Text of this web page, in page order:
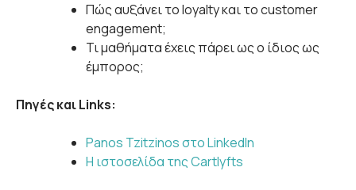
Πώς αυξάνει το loyalty και το customer
engagement;
Τι μαθήματα έχεις πάρει ως ο ίδιος ως
έμπορος;
Πηγές και Links:
Panos Tzitzinos στο LinkedIn
Η ιστοσελίδα της Cartlyfts